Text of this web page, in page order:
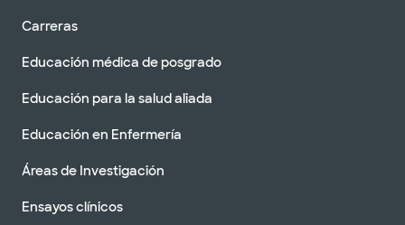
Carreras
Educación médica de posgrado
Educación para la salud aliada
Educación en Enfermería
Áreas de Investigación
Ensayos clínicos